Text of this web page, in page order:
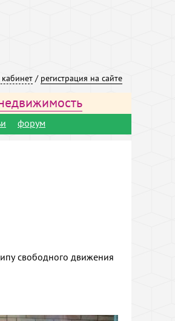
/ регистрация на сайте
форум
свободного движения